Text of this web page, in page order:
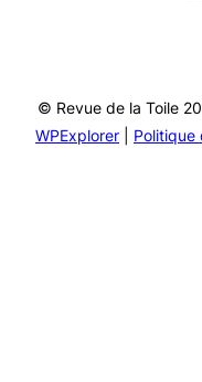
© Revue de la Toile
WPExplorer
Politique